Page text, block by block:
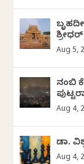
Aug 5,
ನಂಬಿ
Aug 4,
ಡಾ.
Aug 4,